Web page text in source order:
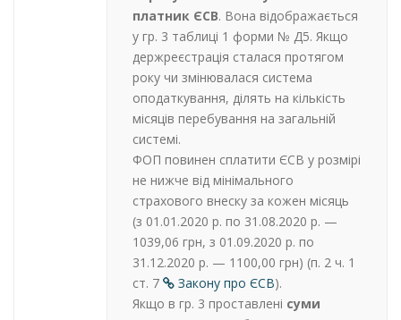
платник ЄСВ. Вона відображається
у гр. 3 таблиці 1 форми № Д5. Якщо
держреєстрація сталася протягом
року чи змінювалася система
оподаткування, ділять на кількість
місяців перебування на загальній
системі.
ФОП повинен сплатити ЄСВ у розмірі
не нижче від мінімального
страхового внеску за кожен місяць
(з 01.01.2020 р. по 31.08.2020 р. —
1039,06 грн, з 01.09.2020 р. по
31.12.2020 р. — 1100,00 грн) (п. 2 ч. 1
ст. 7
Закону про ЄСВ).
Якщо в гр. 3 проставлені суми